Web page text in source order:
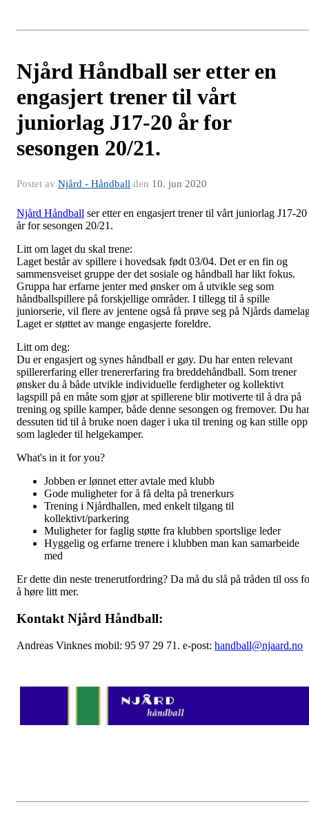
Njård Håndball ser etter en
engasjert trener til vårt
juniorlag J17-20 år for
sesongen 20/21.
Postet av Njård - Håndball den 10. jun 2020
Njård Håndball ser etter en engasjert trener til vårt juniorlag J17-20
år for sesongen 20/21.
Litt om laget du skal trene:
Laget består av spillere i hovedsak født 03/04. Det er en fin og
sammensveiset gruppe der det sosiale og håndball har likt fokus.
Gruppa har erfarne jenter med ønsker om å utvikle seg som
håndballspillere på forskjellige områder. I tillegg til å spille
juniorserie, vil flere av jentene også få prøve seg på Njårds
Laget er støttet av mange engasjerte foreldre.
Litt om deg:
Du er engasjert og synes håndball er gøy. Du har enten relevant
spillererfaring eller trenererfaring fra breddehåndball. Som trener
ønsker du å både utvikle individuelle ferdigheter og kollektivt
lagspill på en måte som gjør at spillerene blir motiverte til å dra på
trening og spille kamper, både denne sesongen og fremover. Du har
dessuten tid til å bruke noen dager i uka til trening og kan stille opp
som lagleder til helgekamper.
What's in it for you?
Jobben er lønnet etter avtale med klubb
Gode muligheter for å få delta på trenerkurs
Trening i Njårdhallen, med enkelt tilgang til
kollektivt/parkering
Muligheter for faglig støtte fra klubben sportslige leder
Hyggelig og erfarne trenere i klubben man kan samarbeide
med
Er dette din neste trenerutfordring? Da må du slå på tråden til oss
å høre litt mer.
Kontakt Njård Håndball:
Andreas Vinknes mobil: 95 97 29 71. e-post: handball@njaard.no